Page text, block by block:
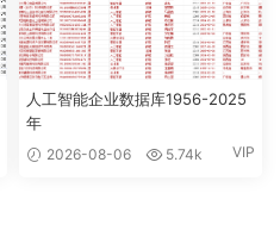
人工智能企业数据库1956-2025
年
2026-08-06 5.74k VIP